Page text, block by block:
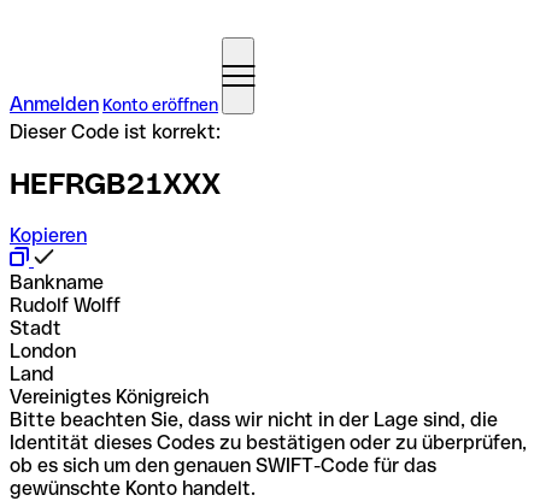
Anmelden Konto eröffnen
Dieser Code ist korrekt:
HEFRGB21XXX
Kopieren
Bankname
Rudolf Wolff
Stadt
London
Land
Vereinigtes Königreich
Bitte beachten Sie, dass wir nicht in der Lage sind, die
Identität dieses Codes zu bestätigen oder zu überprüfen,
ob es sich um den genauen SWIFT-Code für das
gewünschte Konto handelt.